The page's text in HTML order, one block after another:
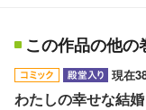
この作品の他の
現在
わたしの幸せな結婚